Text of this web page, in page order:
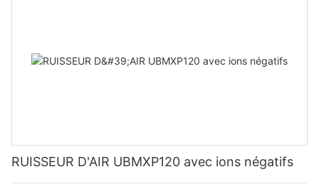
RUISSEUR D'AIR UBMXP120 avec ions négatifs